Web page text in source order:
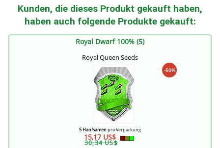
Kunden, die dieses Produkt gekauft haben,
haben auch folgende Produkte gekauft:
Royal Dwarf 100% (5)
Royal Queen Seeds
-50%
5 Hanfsamenpro Verpackung
15,17 US$
30,34 US$